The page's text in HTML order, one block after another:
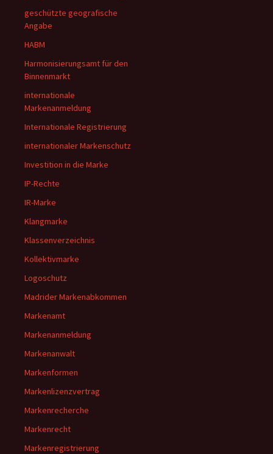
geschützte geografische
Angabe
HABM
Harmonisierungsamt für den
Binnenmarkt
internationale
Markenanmeldung
Internationale Registrierung
internationaler Markenschutz
Investition in die Marke
IP-Rechte
IR-Marke
Klangmarke
Klassenverzeichnis
Kollektivmarke
Logoschutz
Madrider Markenabkommen
Markenamt
Markenanmeldung
Markenanwalt
Markenformen
Markenlizenzvertrag
Markenrecherche
Markenrecht
Markenregistrierung